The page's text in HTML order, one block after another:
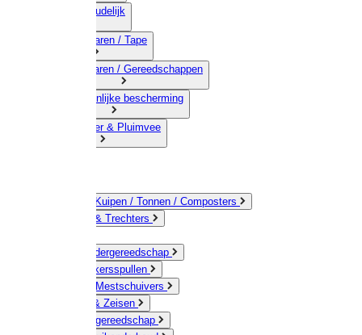
08) Huishoudelijk
09) Touwwaren / Tape
10) IJzerwaren / Gereedschappen
11) Persoonlijke bescherming
12) Kleindier & Pluimvee
Emmers / Kuipen / Tonnen / Composters
Jerrycans & Trechters
Hand-/ Kindergereedschap
Stratenmakersspullen
Sneeuw- / Mestschuivers
Baggeren & Zeisen
Elektrisch gereedschap